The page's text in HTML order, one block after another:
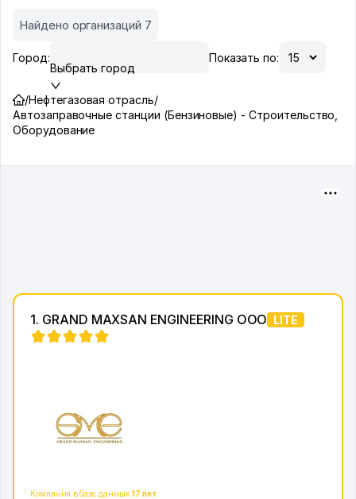
Найдено организаций 7
Город:
Выбрать город
Показать по:
/Нефтегазовая отрасль/
Автозаправочные станции (Бензиновые) - Строительство,
Оборудование
1. GRAND MAXSAN ENGINEERING ООО LITE
Компания в базе данных 17 лет